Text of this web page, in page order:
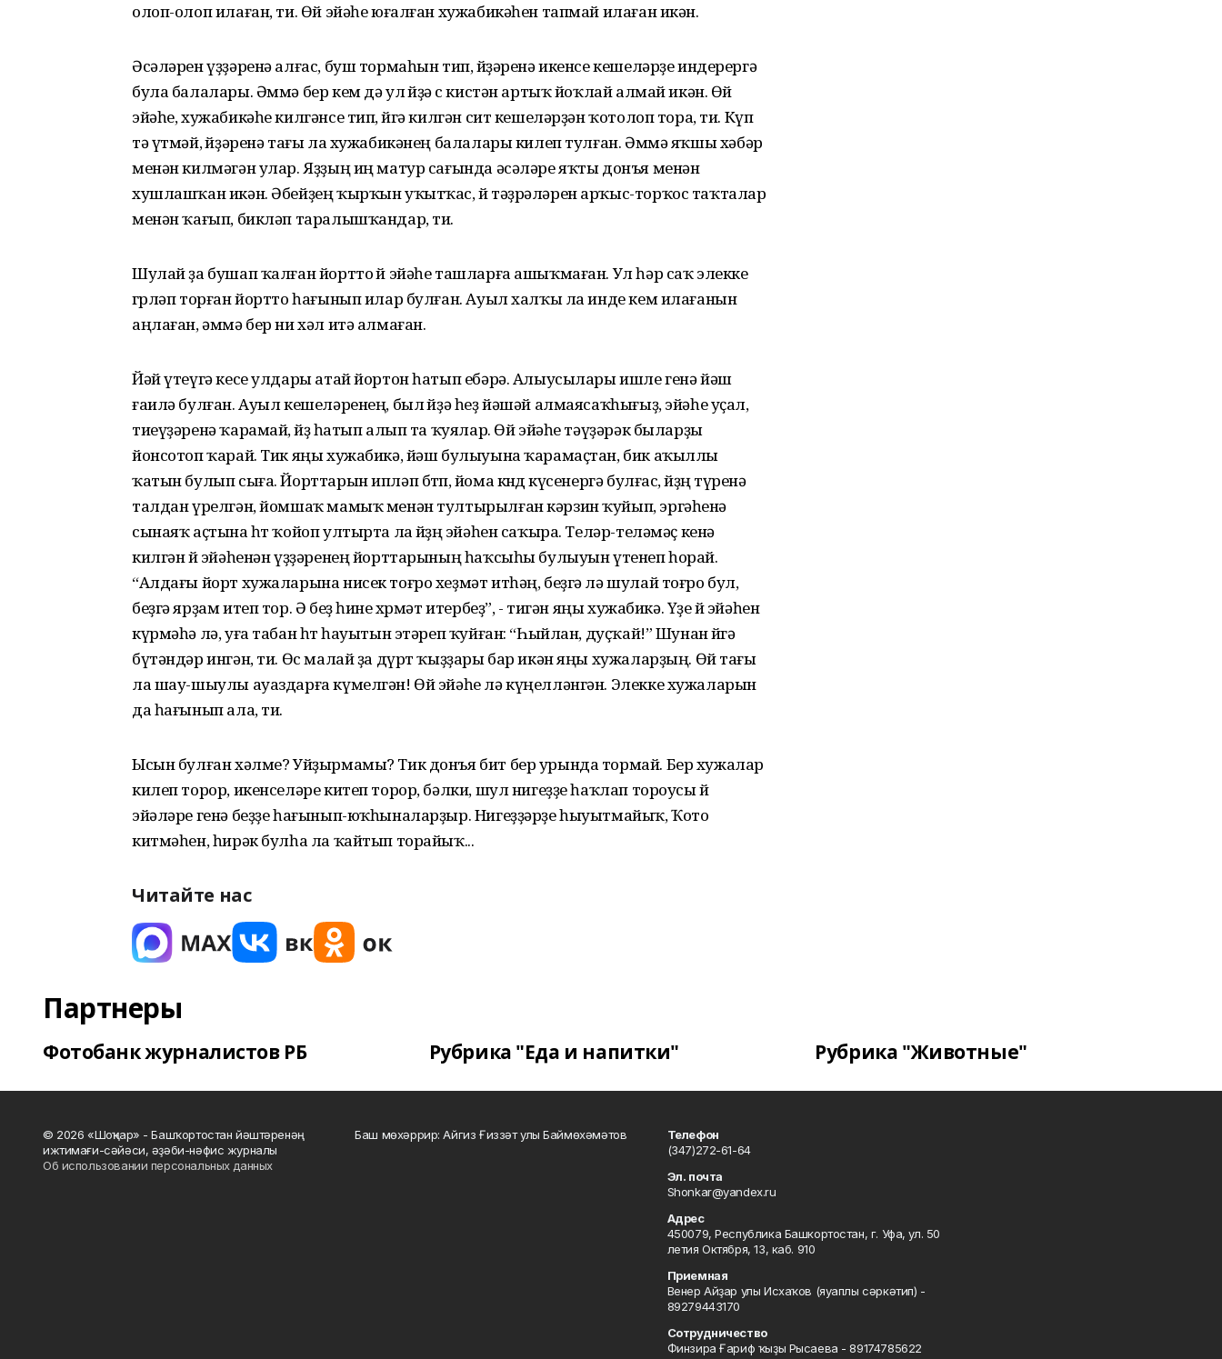
олоп-олоп илаған, ти. Өй эйәһе юғалған хужабикәһен тапмай илаған икән.
Әсәләрен үҙҙәренә алғас, буш тормаһын тип, өйҙәренә икенсе кешеләрҙе индерергә
була балалары. Әммә бер кем дә ул өйҙә өс кистән артыҡ йоҡлай алмай икән. Өй
эйәһе, хужабикәһе килгәнсе тип, өйгә килгән сит кешеләрҙән ҡотолоп тора, ти. Күп
тә үтмәй, өйҙәренә тағы ла хужабикәнең балалары килеп тулған. Әммә яҡшы хәбәр
менән килмәгән улар. Яҙҙың иң матур сағында әсәләре яҡты донъя менән
хушлашҡан икән. Әбейҙең ҡырҡын уҡытҡас, өй тәҙрәләрен арҡыс-торҡос таҡталар
менән ҡағып, бикләп таралышҡандар, ти.
Шулай ҙа бушап ҡалған йортто өй эйәһе ташларға ашыҡмаған. Ул һәр саҡ элекке
гөрләп торған йортто һағынып илар булған. Ауыл халҡы ла инде кем илағанын
аңлаған, әммә бер ни хәл итә алмаған.
Йәй үтеүгә кесе улдары атай йортон һатып ебәрә. Алыусылары ишле генә йәш
ғаилә булған. Ауыл кешеләренең, был өйҙә һеҙ йәшәй алмаясаҡһығыҙ, эйәһе уҫал,
тиеүҙәренә ҡарамай, өйҙө һатып алып та ҡуялар. Өй эйәһе тәүҙәрәк быларҙы
йонсотоп ҡарай. Тик яңы хужабикә, йәш булыуына ҡарамаҫтан, бик аҡыллы
ҡатын булып сыға. Йорттарын ипләп бөтөп, йома көндө күсенергә булғас, өйҙөң түренә
талдан үрелгән, йомшаҡ мамыҡ менән тултырылған кәрзин ҡуйып, эргәһенә
сынаяҡ аҫтына һөт ҡойоп ултырта ла өйҙөң эйәһен саҡыра. Теләр-теләмәҫ кенә
килгән өй эйәһенән үҙҙәренең йорттарының һаҡсыһы булыуын үтенеп һорай.
“Алдағы йорт хужаларына нисек тоғро хеҙмәт итһәң, беҙгә лә шулай тоғро бул,
беҙгә ярҙам итеп тор. Ә беҙ һине хөрмәт итербеҙ”, - тигән яңы хужабикә. Үҙе өй эйәһен
күрмәһә лә, уға табан һөт һауытын этәреп ҡуйған: “Һыйлан, дуҫҡай!” Шунан өйгә
бүтәндәр ингән, ти. Өс малай ҙа дүрт ҡыҙҙары бар икән яңы хужаларҙың. Өй тағы
ла шау-шыулы ауаздарға күмелгән! Өй эйәһе лә күңелләнгән. Элекке хужаларын
да һағынып ала, ти.
Ысын булған хәлме? Уйҙырмамы? Тик донъя бит бер урында тормай. Бер хужалар
килеп торор, икенселәре китеп торор, бәлки, шул нигеҙҙе һаҡлап тороусы өй
эйәләре генә беҙҙе һағынып-юҡһыналарҙыр. Нигеҙҙәрҙе һыуытмайыҡ, Ҡото
китмәһен, һирәк булһа ла ҡайтып торайыҡ...
Читайте нас
Партнеры
Фотобанк журналистов РБ Рубрика "Еда и напитки" Рубрика "Животные"
© 2026 «Шоңҡар» - Башҡортостан йәштәренәң
ижтимағи-сәйәси, әҙәби-нәфис журналы
Об использовании персональных данных
Баш мөхәррир: Айгиз Ғиззәт улы Баймөхәмәтов
Телефон
(347)272-61-64
Эл. почта
Shonkar@yandex.ru
Адрес
450079, Республика Башкортостан, г. Уфа, ул. 50
летия Октября, 13, каб. 910
Приемная
Венер Айҙар улы Исхаҡов (яуаплы сәркәтип) -
89279443170
Сотрудничество
Финзира Ғариф ҡыҙы Рысаева - 89174785622